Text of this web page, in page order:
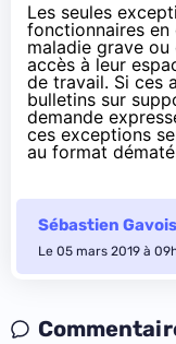
Les seules
fonctionnaires
maladie grave ou
accès à leur
de travail. Si ces
bulletins sur
demande
ces exceptions
au format
Sébastien Gavois
Le 05 mars 2019 à